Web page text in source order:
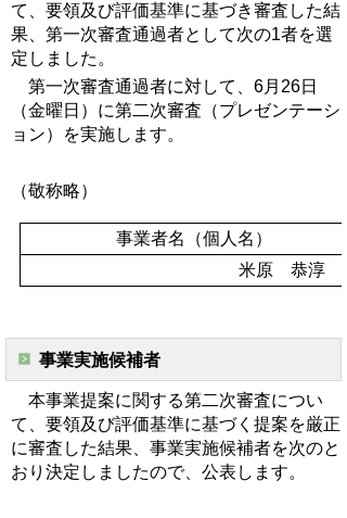
て、要領及び評価基準に基づき審査した結
果、第一次審査通過者として次の1者を選
定しました。
第一次審査通過者に対して、6月26日
（金曜日）に第二次審査（プレゼンテーシ
ョン）を実施します。
（敬称略）
事業者名（個人名
米原 恭淳
事業実施候補者
本事業提案に関する第二次審査につい
て、要領及び評価基準に基づく提案を厳正
に審査した結果、事業実施候補者を次のと
おり決定しましたので、公表します。